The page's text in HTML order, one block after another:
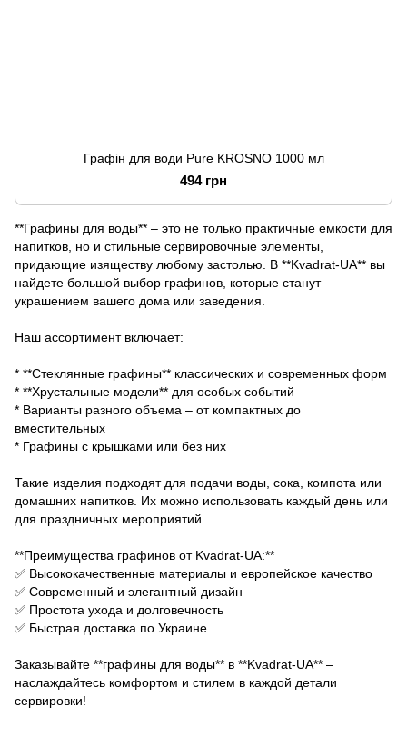
Графін для води Pure KROSNO 1000 мл
494 грн
**Графины для воды** – это не только практичные емкости для
напитков, но и стильные сервировочные элементы,
придающие изяществу любому застолью. В **Kvadrat-UA** вы
найдете большой выбор графинов, которые станут
украшением вашего дома или заведения.
Наш ассортимент включает:
* **Стеклянные графины** классических и современных форм
* **Хрустальные модели** для особых событий
* Варианты разного объема – от компактных до
вместительных
* Графины с крышками или без них
Такие изделия подходят для подачи воды, сока, компота или
домашних напитков. Их можно использовать каждый день или
для праздничных мероприятий.
**Преимущества графинов от Kvadrat-UA:**
✅ Высококачественные материалы и европейское качество
✅ Современный и элегантный дизайн
✅ Простота ухода и долговечность
✅ Быстрая доставка по Украине
Заказывайте **графины для воды** в **Kvadrat-UA** –
наслаждайтесь комфортом и стилем в каждой детали
сервировки!